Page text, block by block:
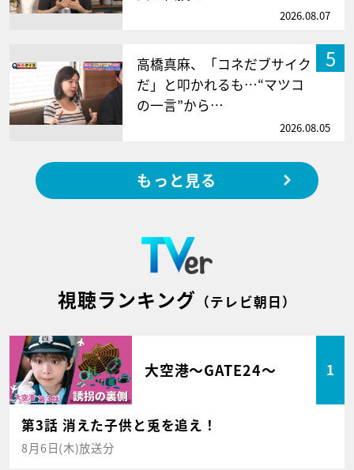
2026.08.07
5
高橋真麻、「コネだブサイク
だ」と叩かれるも…“マツコ
の一言”から…
2026.08.05
もっと見る
視聴ランキング （テレビ朝日）
大空港～GATE24～ 1
第3話 消えた子供と兎を追え！
8月6日(木)放送分